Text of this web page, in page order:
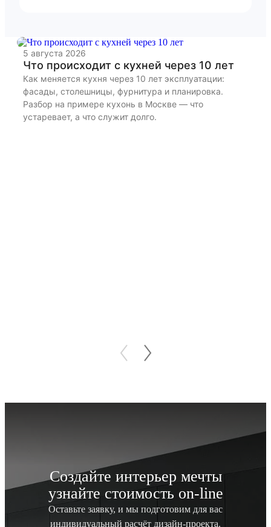
5 августа 2026
Что происходит с кухней через 10 лет
Как меняется кухня через 10 лет эксплуатации:
фасады, столешницы, фурнитура и планировка.
Разбор на примере кухонь в Москве — что
устаревает, а что служит долго.
Создайте интерьер мечты
узнайте стоимость on-line
Оставьте заявку, и мы подготовим для вас
индивидуальный расчёт дизайн-проекта.